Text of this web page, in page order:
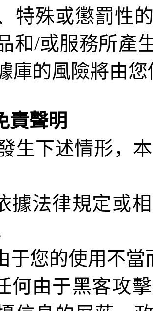
特殊或懲罰性
和/或服務所產
庫的風險將由
責聲明
生下述情形，
據法律規定或
于您的使用不
何由于黑客攻